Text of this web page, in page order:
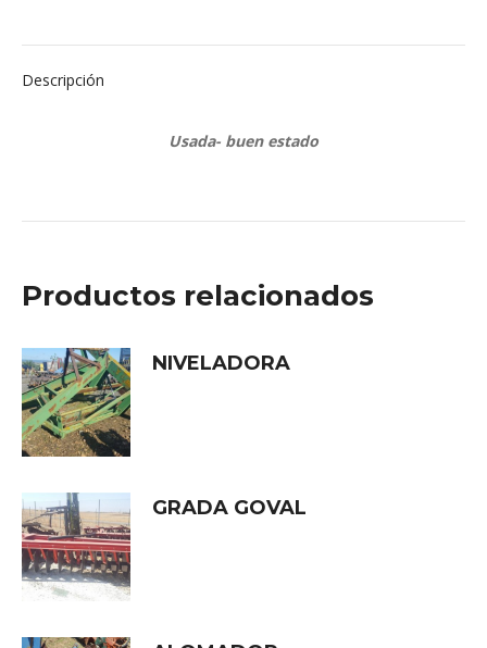
Descripción
Usada- buen estado
Productos relacionados
NIVELADORA
GRADA GOVAL